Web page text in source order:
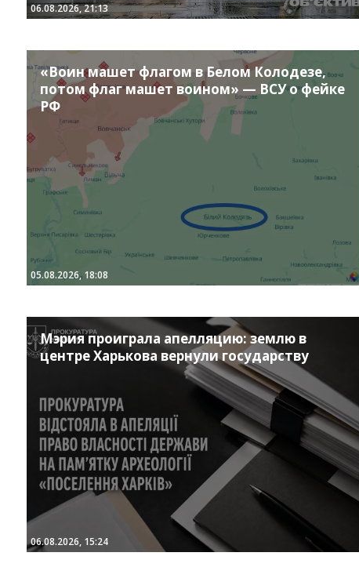
06.08.2026, 21:13
«Воин машет флагом в Белом Колодезе,
потом флаг машет воином» — ВСУ о фейке
РФ
05.08.2026, 18:08
Мэрия проиграла апелляцию: землю в
центре Харькова вернули государству
06.08.2026, 15:24